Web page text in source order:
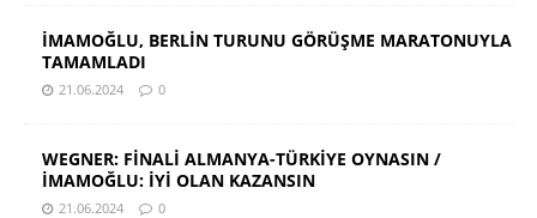
İMAMOĞLU, BERLİN TURUNU GÖRÜŞME MARATONUYLA
TAMAMLADI
21.06.2024 0
WEGNER: FİNALİ ALMANYA-TÜRKİYE OYNASIN /
İMAMOĞLU: İYİ OLAN KAZANSIN
21.06.2024 0